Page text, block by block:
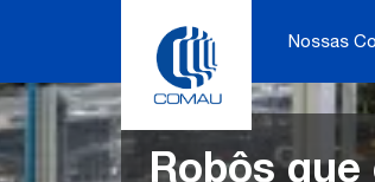
Nossas
Robôs